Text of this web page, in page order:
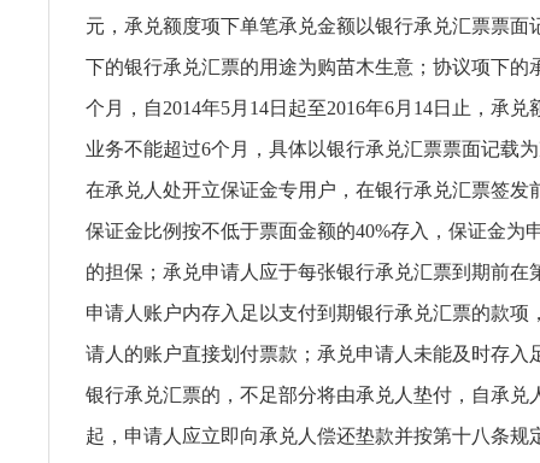
元，承兑额度项下单笔承兑金额以银行承兑汇票票面
下的银行承兑汇票的用途为购苗木生意；协议项下的
个月，自2014年5月14日起至2016年6月14日止，承兑
业务不能超过6个月，具体以银行承兑汇票票面记载
在承兑人处开立保证金专用户，在银行承兑汇票签发
保证金比例按不低于票面金额的40%存入，保证金为
的担保；承兑申请人应于每张银行承兑汇票到期前在
申请人账户内存入足以支付到期银行承兑汇票的款项
请人的账户直接划付票款；承兑申请人未能及时存入
银行承兑汇票的，不足部分将由承兑人垫付，自承兑
起，申请人应立即向承兑人偿还垫款并按第十八条规